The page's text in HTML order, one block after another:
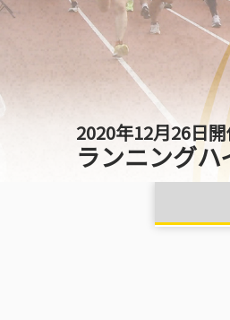
2020年12月26日
ランニングハ